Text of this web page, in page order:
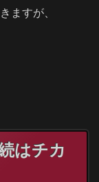
ますが、
はチカ